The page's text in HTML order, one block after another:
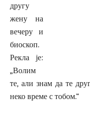
другу
жену на
вечеру и
биоскоп.
Рекла је:
„Волим
те, али знам да те
неко време с тобом.“